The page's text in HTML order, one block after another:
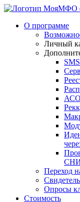
О программе
Личный
Переход
Опросы
Стоимость